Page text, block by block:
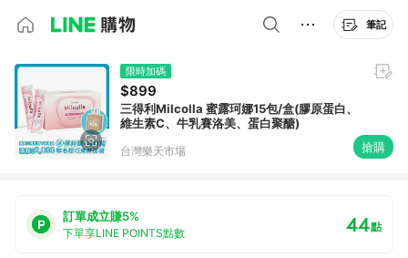
筆記
限時加碼
$899
三得利Milcolla 蜜露珂娜15包/盒(膠原蛋白、
維生素C、牛乳賽洛美、蛋白聚醣)
台灣樂天市場 搶購
訂單成立賺5%
下單享LINE POINTS點數 44點